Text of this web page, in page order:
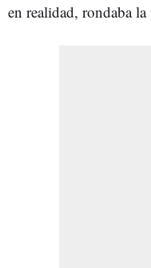
en realidad, rondaba la